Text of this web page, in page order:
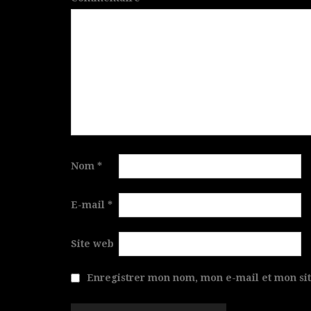
Nom *
E-mail *
Site web
Enregistrer mon nom, mon e-mail et mon